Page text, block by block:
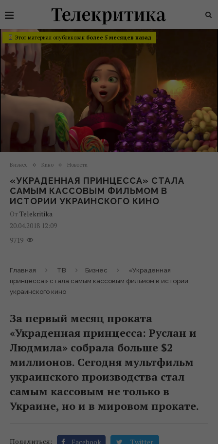
Этот материал опубликован более 5 месяцев назад
Бизнес Кино Новости
«УКРАДЕННАЯ ПРИНЦЕССА» СТАЛА
САМЫМ КАССОВЫМ ФИЛЬМОМ В
ИСТОРИИ УКРАИНСКОГО КИНО
От Telekritika
20.04.2018 12:09
9719
Главная ТВ Бизнес
«Украденная
принцесса» стала самым кассовым фильмом в истории
украинского кино
За первый месяц проката
«Украденная принцесса: Руслан и
Людмила» собрала больше $2
миллионов. Сегодня мультфильм
украинского производства стал
самым кассовым не только в
Украине, но и в мировом прокате.
Поделиться: Facebook Twitter